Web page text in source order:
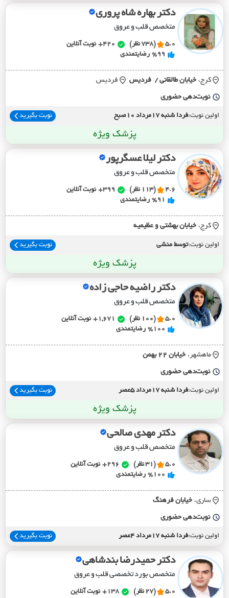
دکتر بهاره شاه پروری
متخصص قلب و عروق
5.0 (738 نظر) 420+
نوبت آنلاین
%99 رضایتمندی
کرج، خيابان طالقاني / فرديس فردیس
نوبت‌دهی حضوری
اولین نوبت:فردا شنبه 17مرداد 10صبح نوبت بگیرید
پزشک ویژه
دکتر لیلا عسگرپور
متخصص قلب و عروق
4.6 (113 نظر) 399+
نوبت آنلاین
%91 رضایتمندی
کرج، خيابان بهشتي و عظيميه
اولین نوبت:توسط منشی نوبت بگیرید
پزشک ویژه
دکتر راضیه حاجی زاده
متخصص قلب و عروق
5.0 (100 نظر) 1,671+
نوبت آنلاین
%100 رضایتمندی
ماهشهر، خيابان 22 بهمن
نوبت‌دهی حضوری
اولین نوبت:فردا شنبه 17مرداد 5عصر نوبت بگیرید
پزشک ویژه
دکتر مهدی صالحی
متخصص قلب و عروق
5.0 (31 نظر) 296+
نوبت آنلاین
%100 رضایتمندی
ساری، خيابان فرهنگ
نوبت‌دهی حضوری
اولین نوبت:فردا شنبه 17مرداد 4عصر نوبت بگیرید
دکتر حمیدرضا بندشاهی
متخصص بورد تخصصی قلب و عروق
5.0 (27 نظر) 138+
نوبت آنلاین